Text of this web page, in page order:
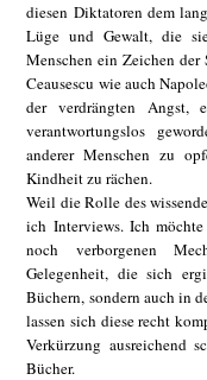
diesen Diktatoren dem
Lüge und Gewalt, die
Menschen ein Zeichen
Ceausescu wie auch
der verdrängten Angst,
verantwortungslos
anderer Menschen zu
Kindheit zu rächen.
Weil die Rolle des
ich Interviews. Ich
noch verborgenen
Gelegenheit, die sich
Büchern, sondern auch in
lassen sich diese recht
Verkürzung ausreichend
Bücher.